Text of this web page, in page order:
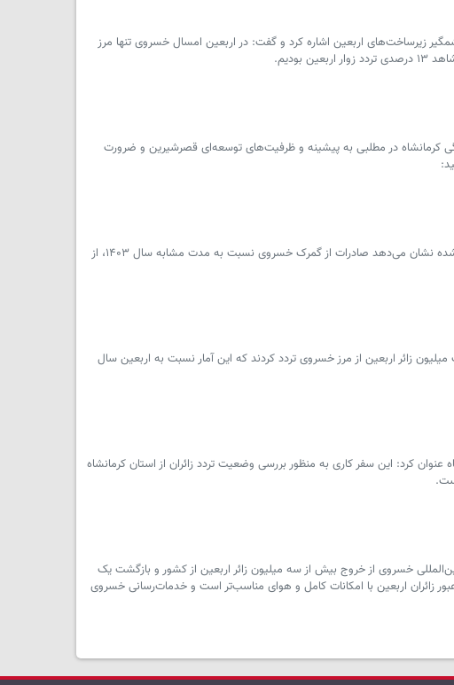
زیرساخت‌های اربعین اشاره کرد و گفت: در اربعین امسال خسروی تنها مرز
کرمانشاه در مطلبی به پیشینه و ظرفیت‌های توسعه‌ای قصرشیرین و ضرورت
سرویس کرمانشاه _ مدیرکل گمرک کرمانشاه گفت : آمارهای ثبت شده نشان می‌دهد صادرات از گمرک خسروی نسبت به مدت مشابه سال ۱۴۰۳، از
زائر اربعین از مرز خسروی تردد کردند که این آمار نسبت به اربعین سال
کرد: این سفر کاری به منظور بررسی وضعیت تردد زائران از استان کرمانشاه
خسروی از خروج بیش از سه میلیون زائر اربعین از کشور و بازگشت یک
گزینه عبور زائران اربعین با امکانات کامل و هوای مناسب‌تر است و خدمات‌رسانی خسروی